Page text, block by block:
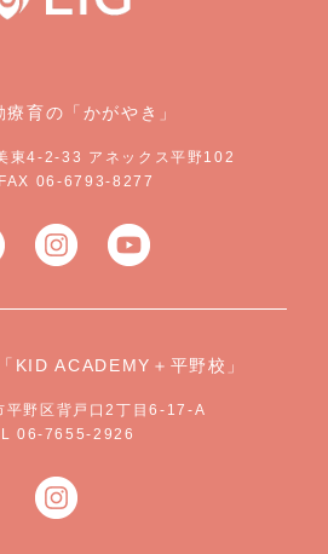
療育の「かがやき」
東4-2-33 アネックス平野102
06-6793-8277
KID ACADEMY＋平野校」
平野区背戸口2丁目6-17-A
06-7655-2926